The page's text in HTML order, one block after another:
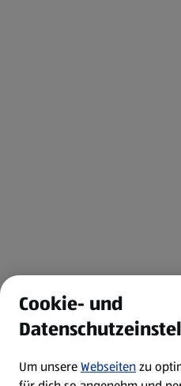
Cookie- und
Um unsereWebseitenzu